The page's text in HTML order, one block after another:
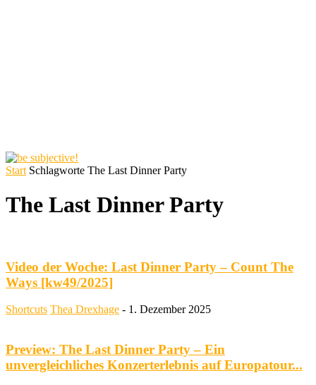
Start Schlagworte The Last Dinner Party
The Last Dinner Party
Video der Woche: Last Dinner Party – Count The
Ways [kw49/2025]
Shortcuts Thea Drexhage - 1. Dezember 2025
Preview: The Last Dinner Party – Ein
unvergleichliches Konzerterlebnis auf Europatour...